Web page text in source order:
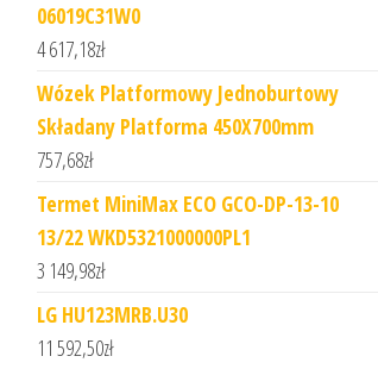
06019C31W0
4 617,18zł
Wózek Platformowy Jednoburtowy
Składany Platforma 450X700mm
757,68zł
Termet MiniMax ECO GCO-DP-13-10
13/22 WKD5321000000PL1
3 149,98zł
LG HU123MRB.U30
11 592,50zł